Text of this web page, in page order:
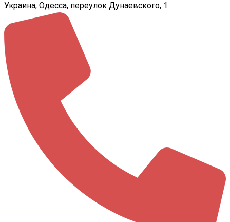
Украина, Одесса, переулок Дунаевского, 1